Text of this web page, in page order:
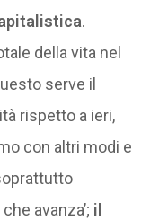
.
della vita nel
serve il
rispetto a ieri,
con altri modi e
avanza’; il